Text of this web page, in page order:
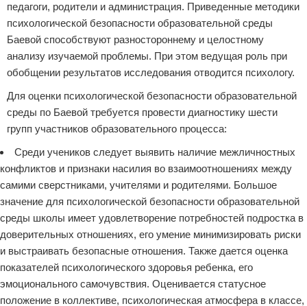
педагоги, родители и администрация. Приведенные методики
психологической безопасности образовательной среды
Баевой способствуют разностороннему и целостному
анализу изучаемой проблемы. При этом ведущая роль при
обобщении результатов исследования отводится психологу.
Для оценки психологической безопасности образовательной
среды по Баевой требуется провести диагностику шести
групп участников образовательного процесса:
Среди учеников следует выявить наличие межличностных
конфликтов и признаки насилия во взаимоотношениях между
самими сверстниками, учителями и родителями. Большое
значение для психологической безопасности образовательной
среды школы имеет удовлетворение потребностей подростка в
доверительных отношениях, его умение минимизировать риски
и выстраивать безопасные отношения. Также дается оценка
показателей психологического здоровья ребенка, его
эмоционального самочувствия. Оценивается статусное
положение в коллективе, психологическая атмосфера в классе,